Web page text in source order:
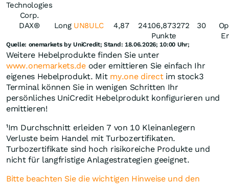
Technologies
Corp.
DAX® Long UN8ULC 4,87
24106,873272
Punkte
30
Quelle: onemarkets by UniCredit; Stand: 18.06.2026; 10:00 Uhr;
Weitere Hebelprodukte finden Sie unter
www.onemarkets.deoder emittieren Sie einfach Ihr
eigenes Hebelprodukt. Mit my.one directim stock3
Terminal können Sie in wenigen Schritten Ihr
persönliches UniCredit Hebelprodukt konfigurieren und
emittieren!
¹Im Durchschnitt erleiden 7 von 10 Kleinanlegern
Verluste beim Handel mit Turbozertifikaten.
Turbozertifikate sind hoch risikoreiche Produkte und
nicht für langfristige Anlagestrategien geeignet.
Bitte beachten Sie die wichtigen Hinweise und den